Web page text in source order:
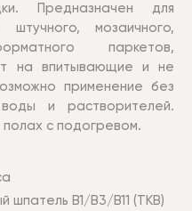
Предназначен для
мозаичного,
паркетов,
на впитывающие и не
применение без
и растворителей.
полах с подогревом.
шпатель B1/B3/В11 (TKB)